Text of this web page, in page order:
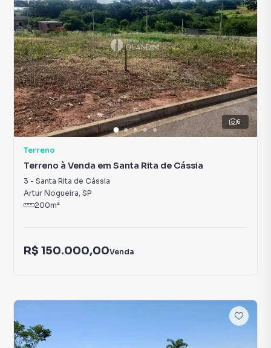
6
Terreno
Terreno à Venda em Santa Rita de Cássia
3 - Santa Rita de Cássia
Artur Nogueira, SP
200m²
R$ 150.000,00Venda